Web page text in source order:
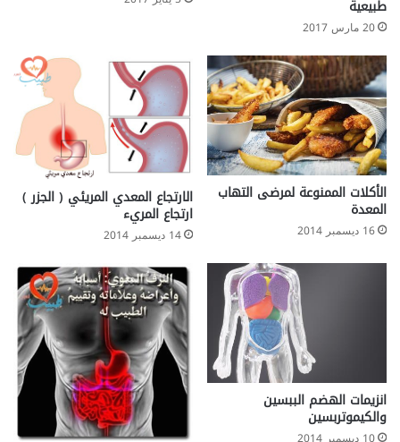
م
ن
طبيعية
20 مارس 2017
‫الأكلات الممنوعة لمرضى التهاب
16 ديسمبر 2014
الارتجاع المعدي المريئي ( الجزر )
ارتجاع المريء
14 ديسمبر 2014
انزيمات الهضم الببسين
والكيموتربسين